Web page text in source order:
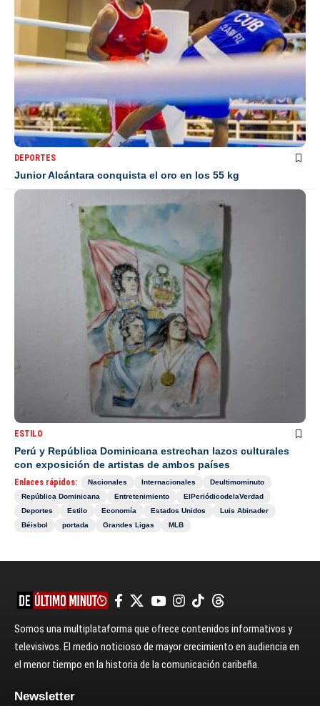
DEPORTES
Junior Alcántara conquista el oro en los 55 kg
ESTILO
Perú y República Dominicana estrechan lazos culturales
con exposición de artistas de ambos países
Enlaces rápidos: Nacionales Internacionales
Deultimominuto
República Dominicana
Entretenimiento
ElPeriódicodelaVerdad
Deportes
Estilo Economía Estados Unidos
Luis Abinader
Béisbol
portada Grandes Ligas MLB
Somos una multiplataforma que ofrece contenidos informativos y
televisivos. El medio noticioso de mayor crecimiento en audiencia en
el menor tiempo en la historia de la comunicación caribeña.
Newsletter